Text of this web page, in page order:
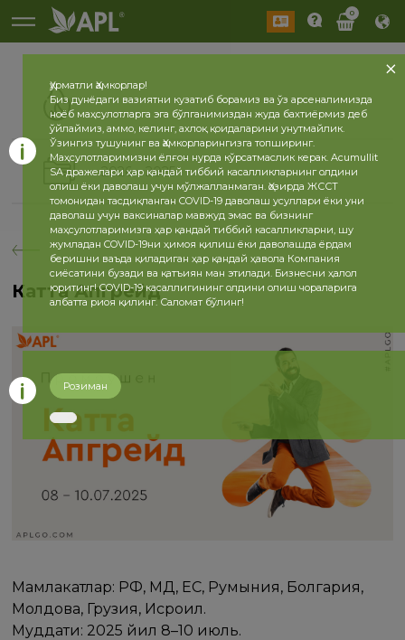
0
2026 2025
Катта Апгрейд
Мамлакатлар: РФ, МДҲ, ЕС, Румыния, Болгария,
Молдова, Грузия, Исроил.
Муддати: 2025 йил 8–10 июль.
Ҳурматли Ҳамкорлар!
Биз дунёдаги вазиятни кузатиб борамиз ва ўз арсеналимизда
ноёб маҳсулотларга эга бўлганимиздан жуда бахтиёрмиз деб
ўйлаймиз, аммо, келинг, ахлоқ қоидаларини унутмайлик.
Ўзингиз тушунинг ва Ҳамкорларингизга топширинг.
Маҳсулотларимизни ёлғон нурда кўрсатмаслик керак. Acumullit
SA дражелари ҳар қандай тиббий касалликларнинг олдини
олиш ёки даволаш учун мўлжалланмаган. Ҳозирда ЖССТ
томонидан тасдиқланган COVID-19 даволаш усуллари ёки уни
даволаш учун ваксиналар мавжуд эмас ва бизнинг
маҳсулотларимизга ҳар қандай тиббий касалликларни, шу
жумладан COVID-19ни ҳимоя қилиш ёки даволашда ёрдам
беришни ваъда қиладиган ҳар қандай ҳавола Компания
сиёсатини бузади ва қатъиян ман этилади. Бизнесни ҳалол
юритинг! COVID-19 касаллигининг олдини олиш чораларига
албатта риоя қилинг. Саломат бўлинг!
Розиман